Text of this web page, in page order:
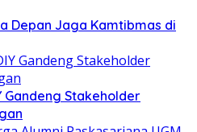
Depan Jaga Kamtibmas di
Gandeng Stakeholder